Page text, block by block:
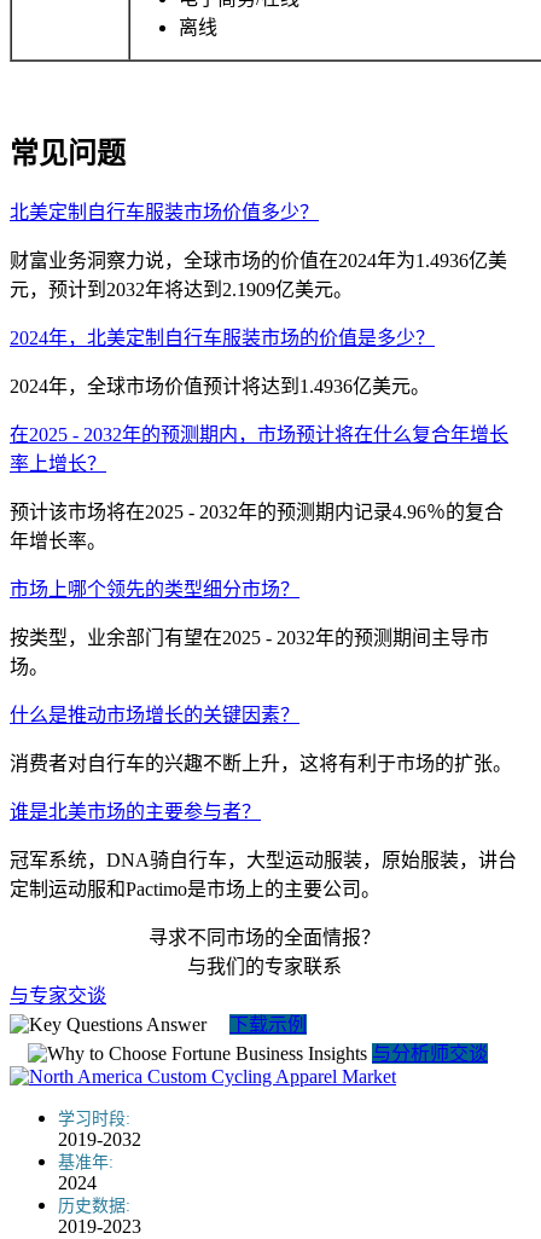
离线
常见问题
北美定制自行车服装市场价值多少？
财富业务洞察力说，全球市场的价值在2024年为1.4936亿美
元，预计到2032年将达到2.1909亿美元。
2024年，北美定制自行车服装市场的价值是多少？
2024年，全球市场价值预计将达到1.4936亿美元。
在2025 - 2032年的预测期内，市场预计将在什么复合年增长
率上增长？
预计该市场将在2025 - 2032年的预测期内记录4.96％的复合
年增长率。
市场上哪个领先的类型细分市场？
按类型，业余部门有望在2025 - 2032年的预测期间主导市
场。
什么是推动市场增长的关键因素？
消费者对自行车的兴趣不断上升，这将有利于市场的扩张。
谁是北美市场的主要参与者？
冠军系统，DNA骑自行车，大型运动服装，原始服装，讲台
定制运动服和Pactimo是市场上的主要公司。
寻求不同市场的全面情报？
与我们的专家联系
与专家交谈
下载示例
与分析师交谈
学习时段:
2019-2032
基准年:
2024
历史数据:
2019-2023